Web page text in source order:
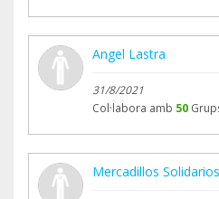
Angel Lastra
31/8/2021
Col·labora amb 50
Mercadillos Solidarios